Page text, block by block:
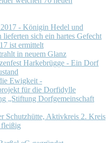
- Königin Hedel und
lieferten sich ein hartes Gefecht
ist ermittelt
in neuem Glanz
Harkebrügge - Ein Dorf
Ewigkeit -
für die Dorfidylle
„Stiftung Dorfgemeinschaft
Schutzhütte, Aktivkreis 2. Kreis